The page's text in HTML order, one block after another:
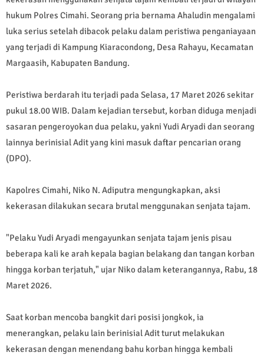
hukum Polres Cimahi. Seorang pria bernama Ahaludin mengalami
luka serius setelah dibacok pelaku dalam peristiwa penganiayaan
yang terjadi di Kampung Kiaracondong, Desa Rahayu, Kecamatan
Margaasih, Kabupaten Bandung.
Peristiwa berdarah itu terjadi pada Selasa, 17 Maret 2026 sekitar
pukul 18.00 WIB. Dalam kejadian tersebut, korban diduga menjadi
sasaran pengeroyokan dua pelaku, yakni Yudi Aryadi dan seorang
lainnya berinisial Adit yang kini masuk daftar pencarian orang
(DPO).
Kapolres Cimahi, Niko N. Adiputra mengungkapkan, aksi
kekerasan dilakukan secara brutal menggunakan senjata tajam.
"Pelaku Yudi Aryadi mengayunkan senjata tajam jenis pisau
beberapa kali ke arah kepala bagian belakang dan tangan korban
hingga korban terjatuh," ujar Niko dalam keterangannya, Rabu, 18
Maret 2026.
Saat korban mencoba bangkit dari posisi jongkok, ia
menerangkan, pelaku lain berinisial Adit turut melakukan
kekerasan dengan menendang bahu korban hingga kembali